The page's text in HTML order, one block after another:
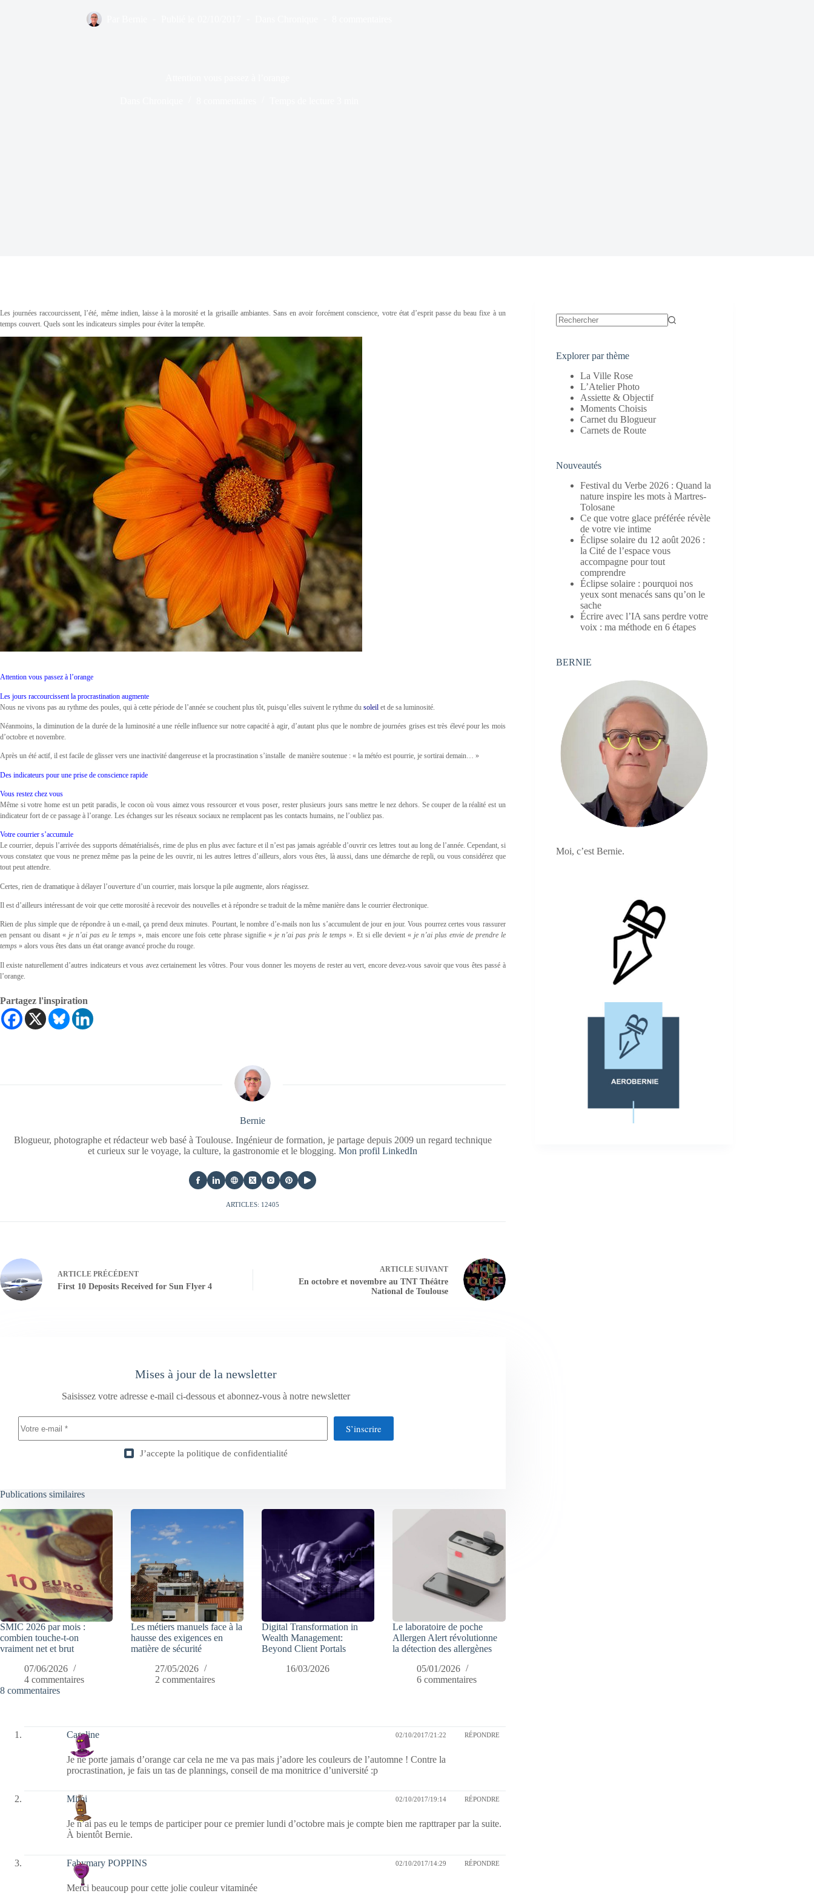
Les journées raccourcissent, l’été, même indien, laisse à la morosité et la grisaille ambiantes. Sans en avoir forcément conscience, votre état d’esprit passe du beau fixe à un
temps couvert. Quels sont les indicateurs simples pour éviter la tempête.
Attention vous passez à l’orange
Les jours raccourcissent la procrastination augmente
Nous ne vivons pas au rythme des poules, qui à cette période de l’année se couchent plus tôt, puisqu’elles suivent le rythme du soleil et de sa luminosité.
Néanmoins, la diminution de la durée de la luminosité a une réelle influence sur notre capacité à agir, d’autant plus que le nombre de journées grises est très élevé pour les mois
d’octobre et novembre.
Après un été actif, il est facile de glisser vers une inactivité dangereuse et la procrastination s’installe de manière soutenue : « la météo est pourrie, je sortirai demain… »
Des indicateurs pour une prise de conscience rapide
Vous restez chez vous
Même si votre home est un petit paradis, le cocon où vous aimez vous ressourcer et vous poser, rester plusieurs jours sans mettre le nez dehors. Se couper de la réalité est un
indicateur fort de ce passage à l’orange. Les échanges sur les réseaux sociaux ne remplacent pas les contacts humains, ne l’oubliez pas.
Votre courrier s’accumule
Le courrier, depuis l’arrivée des supports dématérialisés, rime de plus en plus avec facture et il n’est pas jamais agréable d’ouvrir ces lettres tout au long de l’année. Cependant, si
vous constatez que vous ne prenez même pas la peine de les ouvrir, ni les autres lettres d’ailleurs, alors vous êtes, là aussi, dans une démarche de repli, ou vous considérez que
tout peut attendre.
Certes, rien de dramatique à délayer l’ouverture d’un courrier, mais lorsque la pile augmente, alors réagissez.
Il est d’ailleurs intéressant de voir que cette morosité à recevoir des nouvelles et à répondre se traduit de la même manière dans le courrier électronique.
Rien de plus simple que de répondre à un e-mail, ça prend deux minutes. Pourtant, le nombre d’e-mails non lus s’accumulent de jour en jour. Vous pourrez certes vous rassurer
en pensant ou disant « je n’ai pas eu le temps», mais encore une fois cette phrase signifie «je n’ai pas pris le temps ». Et si elle devient « je n’ai plus envie de prendre le
temps » alors vous êtes dans un état orange avancé proche du rouge.
Il existe naturellement d’autres indicateurs et vous avez certainement les vôtres. Pour vous donner les moyens de rester au vert, encore devez-vous savoir que vous êtes passé à
l’orange.
Partagez l'inspiration
Bernie
Blogueur, photographe et rédacteur web basé à Toulouse. Ingénieur de formation, je partage depuis 2009 un regard technique
et curieux sur le voyage, la culture, la gastronomie et le blogging.Mon profil LinkedIn
ARTICLES: 12405
ARTICLE PRÉCÉDENT
First 10 Deposits Received for Sun Flyer 4
ARTICLESUIVANT
En octobre et novembre au TNT Théâtre
National de Toulouse
Mises à jour de la newsletter
Saisissez votre adresse e-mail ci-dessous et abonnez-vous à notre newsletter
S’inscrire
J’accepte la politique de confidentialité
Publications similaires
SMIC 2026 par mois :
combien touche-t-on
vraiment net et brut
07/06/2026
4 commentaires
Les métiers manuels face à la
hausse des exigences en
matière de sécurité
27/05/2026
2 commentaires
Digital Transformation in
Wealth Management:
Beyond Client Portals
16/03/2026
Le laboratoire de poche
Allergen Alert révolutionne
la détection des allergènes
05/01/2026
6 commentaires
8 commentaires
Caroline 02/10/2017/21:22 RÉPONDRE
Je ne porte jamais d’orange car cela ne me va pas mais j’adore les couleurs de l’automne ! Contre la
procrastination, je fais un tas de plannings, conseil de ma monitrice d’université :p
Mimi 02/10/2017/19:14 RÉPONDRE
Je n’ai pas eu le temps de participer pour ce premier lundi d’octobre mais je compte bien me rapttraper par la suite.
À bientôt Bernie.
Fabymary POPPINS 02/10/2017/14:29 RÉPONDRE
Merci beaucoup pour cette jolie couleur vitaminée
Explorer par thème
La Ville Rose
L’Atelier Photo
Assiette & Objectif
Moments Choisis
Carnet du Blogueur
Carnets de Route
Nouveautés
Festival du Verbe 2026 : Quand la
nature inspire les mots à Martres-
Tolosane
Ce que votre glace préférée révèle
de votre vie intime
Éclipse solaire du 12 août 2026 :
la Cité de l’espace vous
accompagne pour tout
comprendre
Éclipse solaire : pourquoi nos
yeux sont menacés sans qu’on le
sache
Écrire avec l’IA sans perdre votre
voix : ma méthode en 6 étapes
BERNIE
Moi, c’est Bernie.